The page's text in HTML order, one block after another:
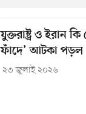
যুক্তরাষ্ট্র ও ইরান
ফাঁদে’ আটকা পড়ল
২৩ জুলাই ২০২৬